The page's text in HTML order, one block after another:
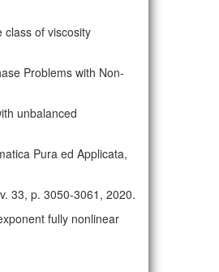
class of viscosity
Problems with Non-
unbalanced
Pura ed Applicata,
33, p. 3050-3061, 2020.
fully nonlinear